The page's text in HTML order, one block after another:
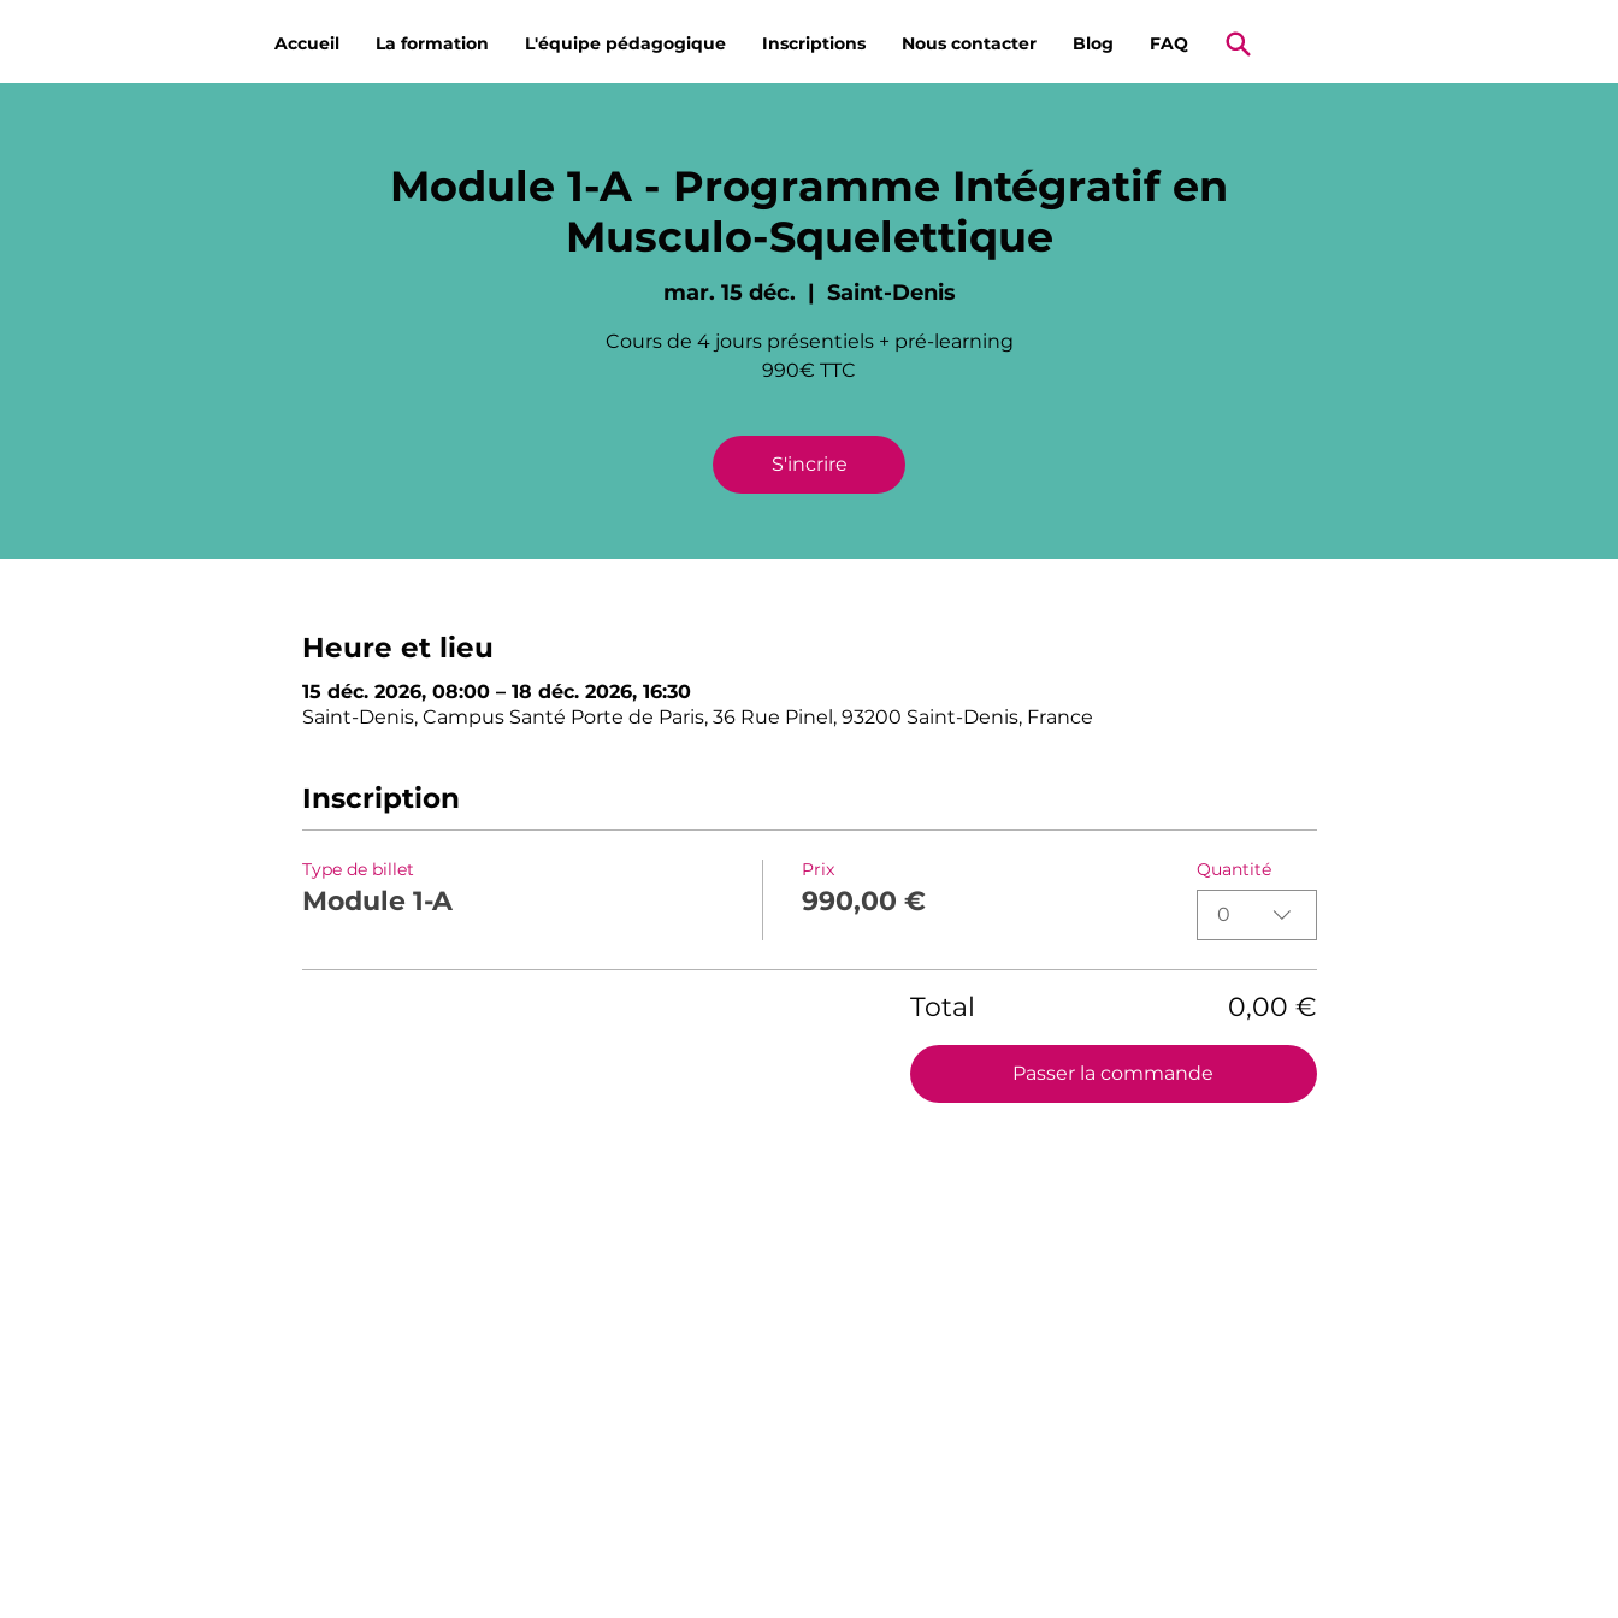
Accueil La formation L'équipe pédagogique Inscriptions Nous contacter Blog FAQ
Module 1-A - Programme Intégratif en
Musculo-Squelettique
mar. 15 déc.
  |
Saint-Denis
Cours de 4 jours présentiels + pré-learning
990€ TTC
S'incrire
Heure et lieu
15 déc. 2026, 08:00 – 18 déc. 2026, 16:30
Saint-Denis, Campus Santé Porte de Paris, 36 Rue Pinel, 93200 Saint-Denis, France
Inscription
Type de billet
Module 1-A
Prix
990,00 €
Quantité
0
Total 0,00 €
Passer la commande